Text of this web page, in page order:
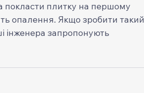
покласти плитку на першому
опалення. Якщо зробити такий
запропонують